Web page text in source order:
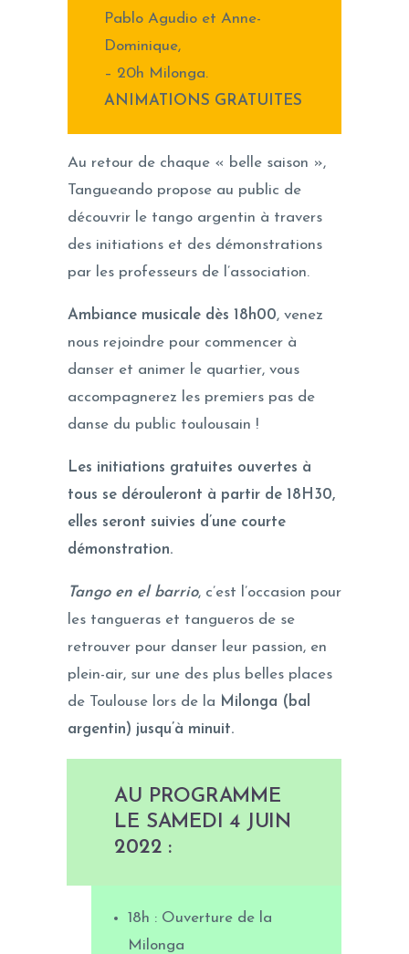
Pablo Agudio et Anne-
Dominique,
– 20h Milonga.
ANIMATIONS GRATUITES
Au retour de chaque « belle saison »,
Tangueando propose au public de
découvrir le tango argentin à travers
des initiations et des démonstrations
par les professeurs de l’association.
Ambiance musicale dès 18h00, venez
nous rejoindre pour commencer à
danser et animer le quartier, vous
accompagnerez les premiers pas de
danse du public toulousain !
Les initiations gratuites ouvertes à
tous se dérouleront à partir de 18H30,
elles seront suivies d’une courte
démonstration.
Tango en el barrio, c’est l’occasion pour
les tangueras et tangueros de se
retrouver pour danser leur passion, en
plein-air, sur une des plus belles places
de Toulouse lors de la Milonga (bal
argentin) jusqu’à minuit.
AU PROGRAMME
LE SAMEDI 4 JUIN
2022 :
18h : Ouverture de la
Milonga